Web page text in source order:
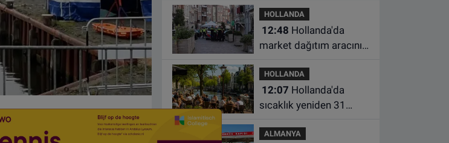
kuralları unutmayın
HOLLANDA
12:48
market dağıtım aracının
çocuk hayatını kaybetti
HOLLANDA
12:07
sıcaklık yeniden 31
ALMANYA